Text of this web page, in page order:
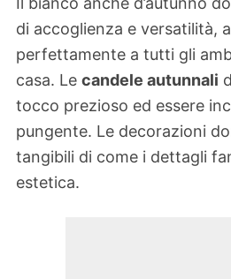
di accoglienza e versatilità,
perfettamente a tutti gli
casa. Le candele autunnali
tocco prezioso ed essere
pungente. Le decorazioni
tangibili di come i dettagli
estetica.